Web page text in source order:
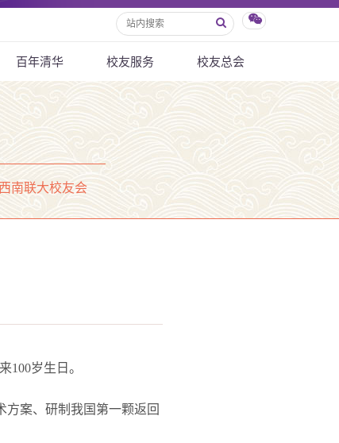
百年清华 校友服务 校友总会
西南联大校友会
100岁生日。
方案、研制我国第一颗返回